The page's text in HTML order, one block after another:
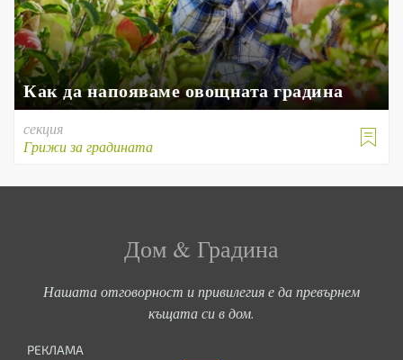
Как да напояваме овощната градина

секция
Грижи за градината
Дом & Градина
Нашата отговорност и привилегия е да превърнем
къщата си в дом.
РЕКЛАМА